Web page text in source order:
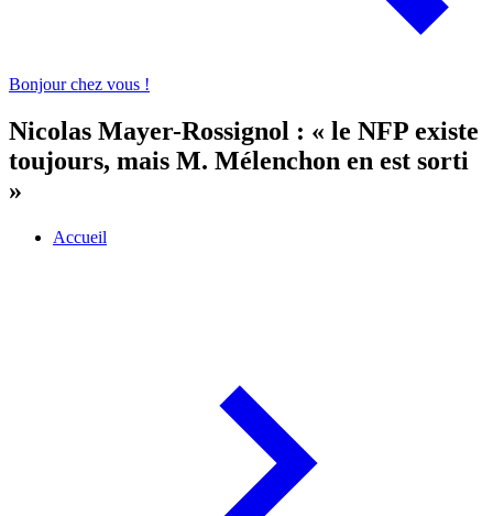
Bonjour chez vous !
Nicolas Mayer-Rossignol : « le NFP existe
toujours, mais M. Mélenchon en est sorti
»
Accueil